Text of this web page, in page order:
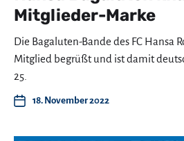
Mitglieder-Marke
Die Bagaluten-Bande des FC Hansa
Mitglied begrüßt und ist damit
25.
18. November 2022